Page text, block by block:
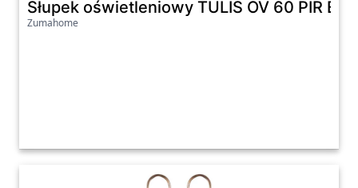
Słupek oświetleniowy TULIS OV 60 PIR
Zumahome